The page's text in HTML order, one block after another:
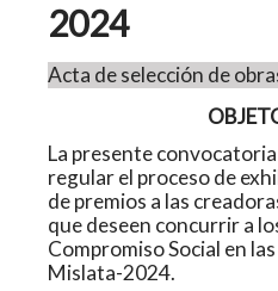
2024
Acta de selección de
La presente
regular el proceso de
de premios a las
que deseen concurrir a
Compromiso Social en
Mislata-2024.